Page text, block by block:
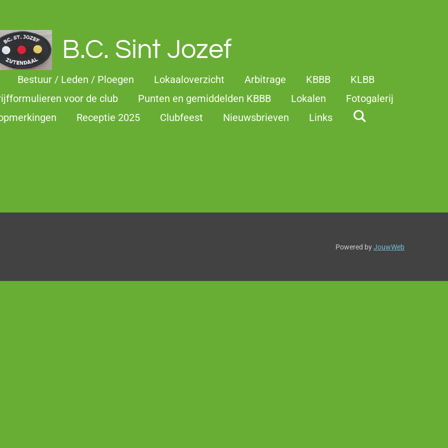
B.C. Sint Jozef
Bestuur / Leden / Ploegen Lokaaloverzicht Arbitrage KBBB
KLBB
voor de club Punten en gemiddelden KBBB Lokalen
Fotogalerij
Receptie 2025 Clubfeest Nieuwsbrieven Links
Powered byJouwWeb